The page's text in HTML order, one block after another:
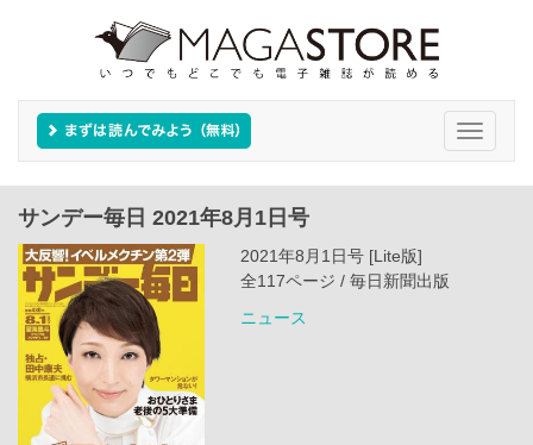
Toggle
サンデー毎日 2021年8月1日号
2021年8月1日号 [Lite版]
全117ページ / 毎日新聞出版
ニュース